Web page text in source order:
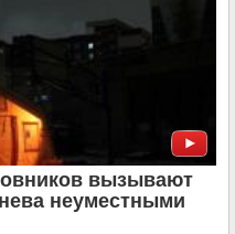
вызывают
неуместными